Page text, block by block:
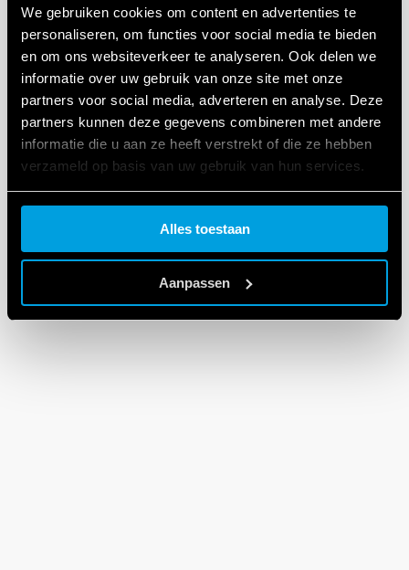
We gebruiken cookies om content en advertenties te
personaliseren, om functies voor social media te bieden
en om ons websiteverkeer te analyseren. Ook delen we
informatie over uw gebruik van onze site met onze
partners voor social media, adverteren en analyse. Deze
partners kunnen deze gegevens combineren met andere
informatie die u aan ze heeft verstrekt of die ze hebben
verzameld op basis van uw gebruik van hun services.
Cookie policy.
Alles toestaan
Aanpassen